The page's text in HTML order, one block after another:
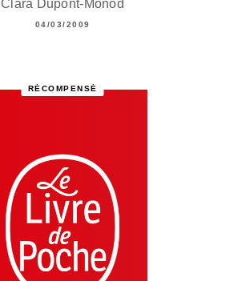
Clara Dupont-Monod
04/03/2009
RÉCOMPENSÉ